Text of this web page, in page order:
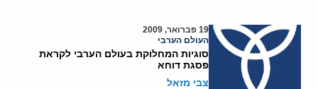
19 פברואר, 2009
העולם הערבי
סוגיות המחלוקת בעולם הערבי לקראת
פסגת דוחא
צבי מזאל